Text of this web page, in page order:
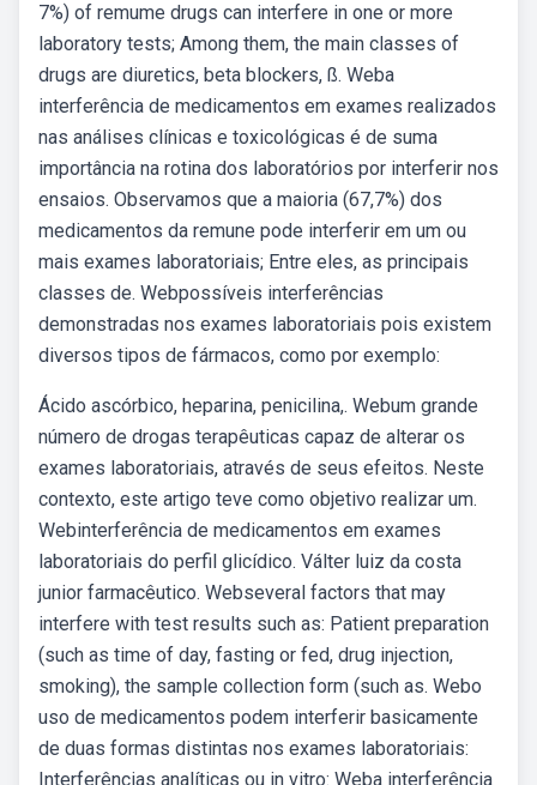
7%) of remume drugs can interfere in one or more
laboratory tests; Among them, the main classes of
drugs are diuretics, beta blockers, ß. Weba
interferência de medicamentos em exames realizados
nas análises clínicas e toxicológicas é de suma
importância na rotina dos laboratórios por interferir nos
ensaios. Observamos que a maioria (67,7%) dos
medicamentos da remune pode interferir em um ou
mais exames laboratoriais; Entre eles, as principais
classes de. Webpossíveis interferências
demonstradas nos exames laboratoriais pois existem
diversos tipos de fármacos, como por exemplo:
Ácido ascórbico, heparina, penicilina,. Webum grande
número de drogas terapêuticas capaz de alterar os
exames laboratoriais, através de seus efeitos. Neste
contexto, este artigo teve como objetivo realizar um.
Webinterferência de medicamentos em exames
laboratoriais do perfil glicídico. Válter luiz da costa
junior farmacêutico. Webseveral factors that may
interfere with test results such as: Patient preparation
(such as time of day, fasting or fed, drug injection,
smoking), the sample collection form (such as. Webo
uso de medicamentos podem interferir basicamente
de duas formas distintas nos exames laboratoriais:
Interferências analíticas ou in vitro: Weba interferência